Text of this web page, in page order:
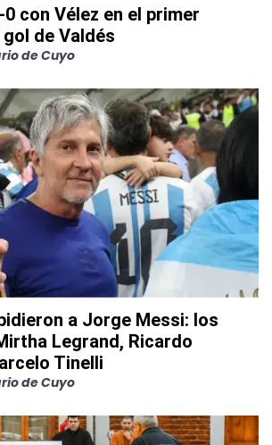
con Vélez en el primer
de Valdés
de Cuyo
a Jorge Messi: los
Legrand, Ricardo
Tinelli
de Cuyo